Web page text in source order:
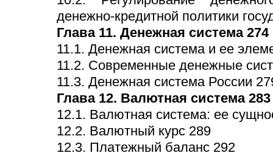
денежно-кредитной политики
Глава 11. Денежная система 274
11.1. Денежная система и ее
11.2. Современные денежные
11.3. Денежная система России
Глава 12. Валютная система 283
12.1. Валютная система: ее
12.2. Валютный курс 289
12.3. Платежный баланс 292